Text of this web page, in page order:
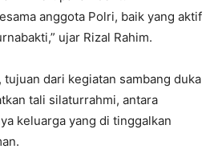
anggota Polri, baik yang aktif
ujar Rizal Rahim.
dari kegiatan sambang duka
tali silaturrahmi, antara
keluarga yang di tinggalkan